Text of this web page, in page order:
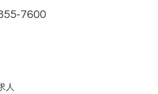
7600
人